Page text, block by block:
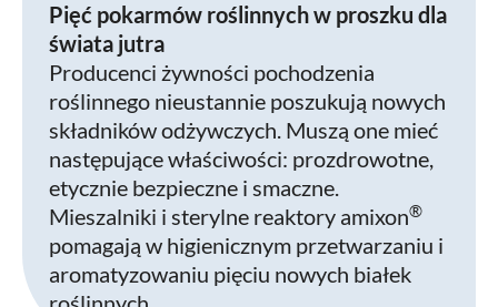
Pięć pokarmów roślinnych w proszku dla
świata jutra
Producenci żywności pochodzenia
roślinnego nieustannie poszukują nowych
składników odżywczych. Muszą one mieć
następujące właściwości: prozdrowotne,
etycznie bezpieczne i smaczne.
Mieszalniki i sterylne reaktory amixon®
pomagają w higienicznym przetwarzaniu i
aromatyzowaniu pięciu nowych białek